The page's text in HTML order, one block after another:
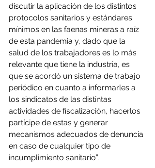
discutir la aplicación de los distintos
protocolos sanitarios y estándares
mínimos en las faenas mineras a raíz
de esta pandemia y, dado que la
salud de los trabajadores es lo más
relevante que tiene la industria, es
que se acordó un sistema de trabajo
periódico en cuanto a informarles a
los sindicatos de las distintas
actividades de fiscalización, hacerlos
partícipe de estas y generar
mecanismos adecuados de denuncia
en caso de cualquier tipo de
incumplimiento sanitario”.